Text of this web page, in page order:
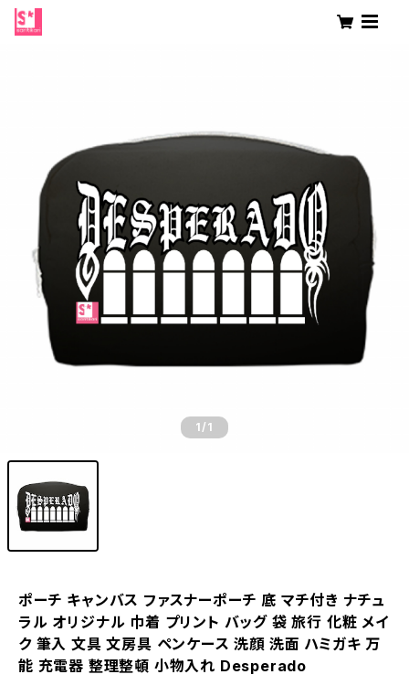
1 /1
ポーチ キャンバス ファスナーポーチ 底 マチ付き ナチュ
ラル オリジナル 巾着 プリント バッグ 袋 旅行 化粧 メイ
ク 筆入 文具 文房具 ペンケース 洗顔 洗面 ハミガキ 万
能 充電器 整理整頓 小物入れ Desperado